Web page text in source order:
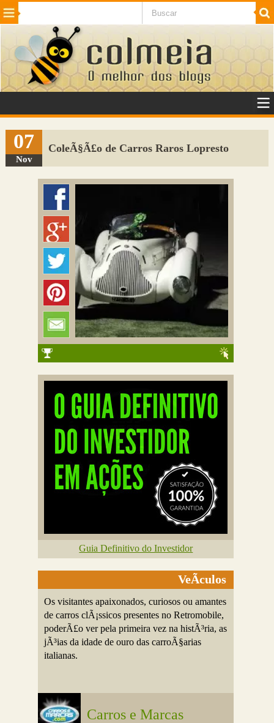
Beleza Cinema e TV
Internet Jogos NotÃ­cias SaÃºde
VeÃ­culos Adulto
Sugerir Link
Adicionar Blog
Colmeia Exchange
07
Nov
ColeÃ§Ã£o de Carros Raros Lopresto
Guia Definitivo do Investidor
VeÃ­culos
Os visitantes apaixonados, curiosos ou amantes
de carros clÃ¡ssicos presentes no Retromobile,
poderÃ£o ver pela primeira vez na histÃ³ria, as
jÃ³ias da idade de ouro das carroÃ§arias
italianas.
Carros e Marcas